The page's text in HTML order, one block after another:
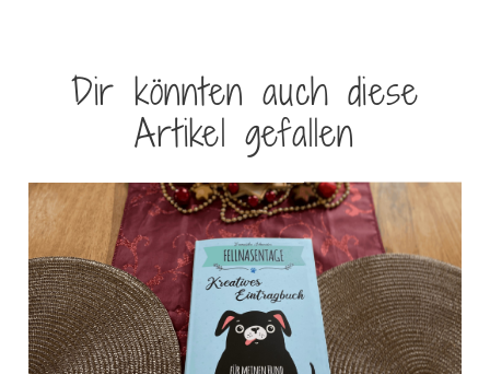
Dir könnten auch diese
Artikel gefallen